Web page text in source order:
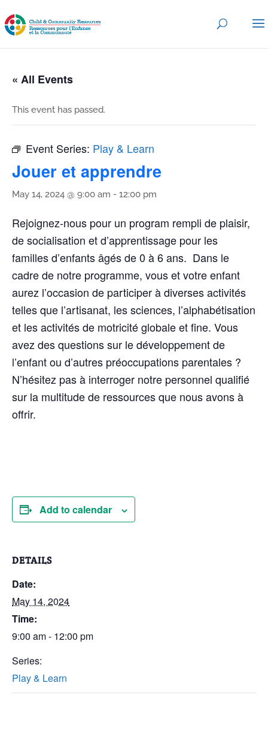
« All Events
This event has passed.
Event Series: Play & Learn
Jouer et apprendre
May 14, 2024 @ 9:00 am - 12:00 pm
Rejoignez-nous pour un program rempli de plaisir,
de socialisation et d’apprentissage pour les
familles d’enfants âgés de 0 à 6 ans. Dans le
cadre de notre programme, vous et votre enfant
aurez l’occasion de participer à diverses activités
telles que l’artisanat, les sciences, l’alphabétisation
et les activités de motricité globale et fine. Vous
avez des questions sur le développement de
l’enfant ou d’autres préoccupations parentales ?
N’hésitez pas à interroger notre personnel qualifié
sur la multitude de ressources que nous avons à
offrir.
Add to calendar
DETAILS
Date:
May 14, 2024
Time:
9:00 am - 12:00 pm
Series:
Play & Learn